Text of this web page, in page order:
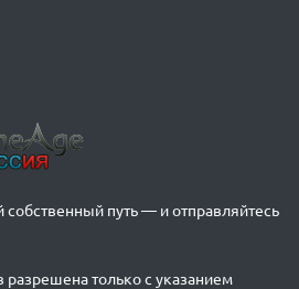
путь — и отправляйтесь
разрешена только с указанием